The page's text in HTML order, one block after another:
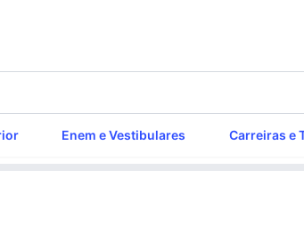
Enem e Vestibulares Carreiras e